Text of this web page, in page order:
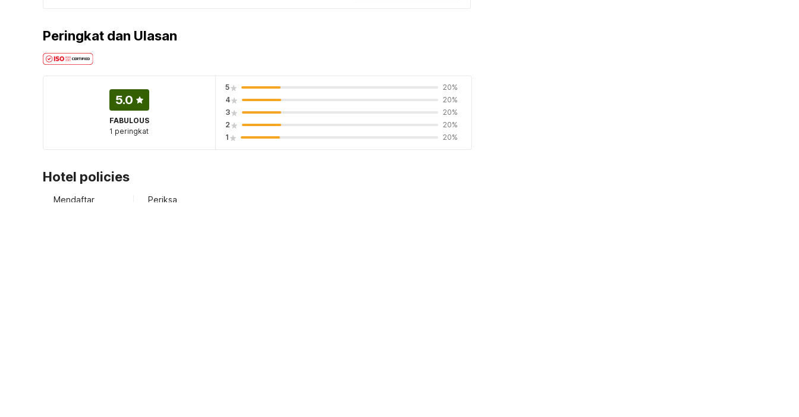
Peringkat dan Ulasan
5.0
FABULOUS
1 peringkat
5
20%
4
20%
3
20%
2
20%
1
20%
Hotel policies
Mendaftar Periksa